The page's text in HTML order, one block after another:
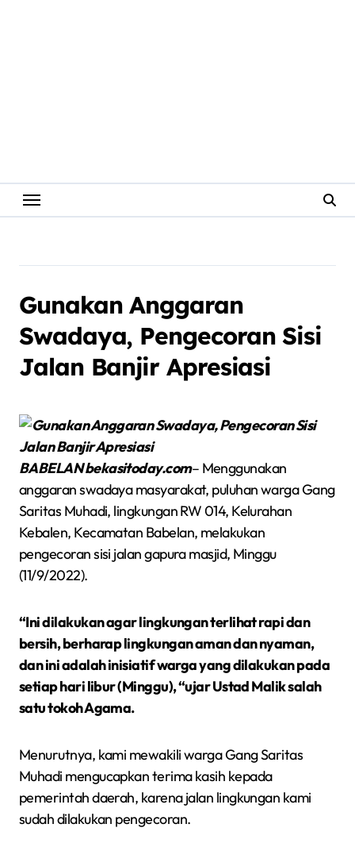
Gunakan Anggaran
Swadaya, Pengecoran Sisi
Jalan Banjir Apresiasi
BABELAN bekasitoday.com– Menggunakan
anggaran swadaya masyarakat, puluhan warga Gang
Saritas Muhadi, lingkungan RW 014, Kelurahan
Kebalen, Kecamatan Babelan, melakukan
pengecoran sisi jalan gapura masjid, Minggu
(11/9/2022).
“Ini dilakukan agar lingkungan terlihat rapi dan
bersih, berharap lingkungan aman dan nyaman,
dan ini adalah inisiatif warga yang dilakukan pada
setiap hari libur (Minggu), “ujar Ustad Malik salah
satu tokoh Agama.
Menurutnya, kami mewakili warga Gang Saritas
Muhadi mengucapkan terima kasih kepada
pemerintah daerah, karena jalan lingkungan kami
sudah dilakukan pengecoran.